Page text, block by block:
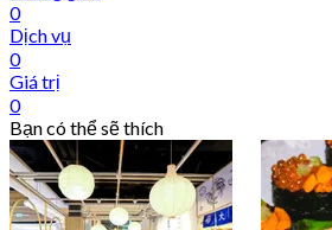
0
Dịch vụ
0
Giá trị
0
Bạn có thể sẽ thích